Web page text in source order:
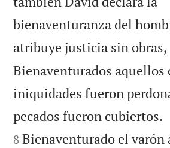
bienaventuranza del
atribuye justicia sin obras,
Bienaventurados aquellos
iniquidades fueron
pecados fueron cubiertos.
8 Bienaventurado el varón